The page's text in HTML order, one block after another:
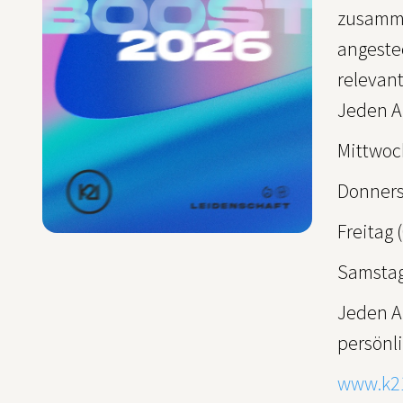
Jeden
Freitag
Jeden